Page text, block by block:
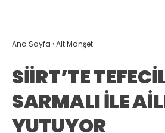
Ana Sayfa ›Alt Manşet
SİİRT’TE
SARMALI İLE
YUTUYOR